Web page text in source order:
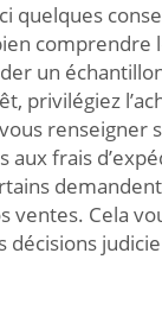
quelques
un
privilégiez
aux frais
ventes. Cela
décisions